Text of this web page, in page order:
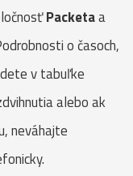
Packetaa
o časoch,
v tabuľke
alebo ak
neváhajte